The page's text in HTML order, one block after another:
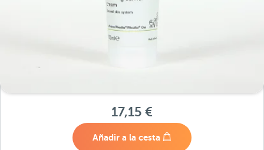
17,15 €
Añadir a la cesta